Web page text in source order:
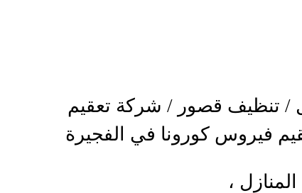
/ تنظيف قصور / شركة تعقيم
فيروس كورونا في الفجيرة
،